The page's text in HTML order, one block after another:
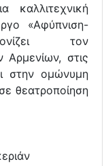
καλλιτεχνική
«Αφύπνιση-
τον
Αρμενίων, στις
στην ομώνυμη
θεατροποίηση